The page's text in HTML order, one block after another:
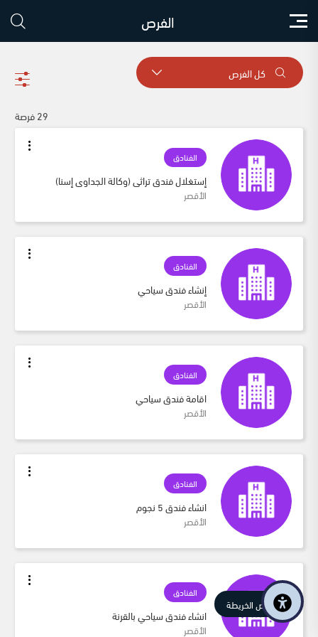
الفرص
كل الفرص
29 فرصة
الفنادق
إستغلال فندق تراثى (وكالة الجداوى إسنا)
الأقصر
الفنادق
إنشاء فندق سياحي
الأقصر
الفنادق
اقامة فندق سياحي
الأقصر
الفنادق
انشاء فندق 5 نجوم
الأقصر
الفنادق
انشاء فندق سياحي بالقرنة
الأقصر
عرض الخريطة